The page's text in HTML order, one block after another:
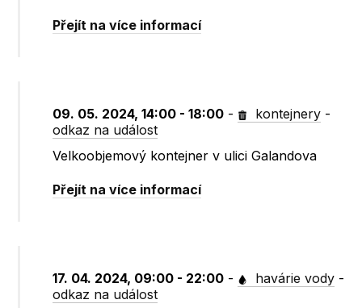
Přejít na více informací
09. 05. 2024, 14:00 - 18:00 - kontejnery -
odkaz na událost
Velkoobjemový kontejner v ulici Galandova
Přejít na více informací
17. 04. 2024, 09:00 - 22:00 - havárie vody -
odkaz na událost